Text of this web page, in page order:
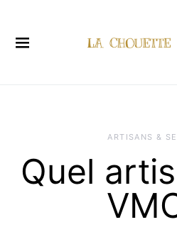
ARTISANS &
Quel